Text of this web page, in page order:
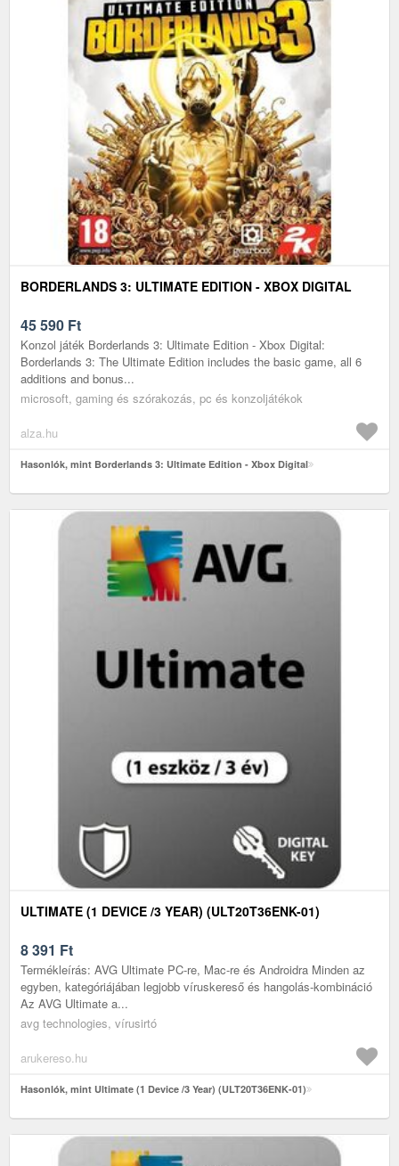
BORDERLANDS 3: ULTIMATE EDITION - XBOX DIGITAL
45 590 Ft
Konzol játék Borderlands 3: Ultimate Edition - Xbox Digital:
Borderlands 3: The Ultimate Edition includes the basic game, all 6
additions and bonus...
microsoft, gaming és szórakozás, pc és konzoljátékok
alza.hu
Hasonlók, mint Borderlands 3: Ultimate Edition - Xbox Digital
ULTIMATE (1 DEVICE /3 YEAR) (ULT20T36ENK-01)
8 391 Ft
Termékleírás: AVG Ultimate PC-re, Mac-re és Androidra Minden az
egyben, kategóriájában legjobb víruskereső és hangolás-kombináció
Az AVG Ultimate a...
avg technologies, vírusirtó
arukereso.hu
Hasonlók, mint Ultimate (1 Device /3 Year) (ULT20T36ENK-01)